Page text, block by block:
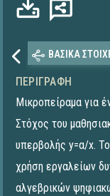
ΒΑΣΙΚΑ
ΠΕΡΙΓΡΑΦΉ
Μικροπείραμα για
Στόχος του
υπερβολής y=α/x. To
χρήση εργαλείων
αλγεβρικών